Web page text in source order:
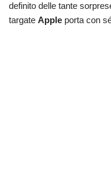
definito delle tante
targate Apple porta con